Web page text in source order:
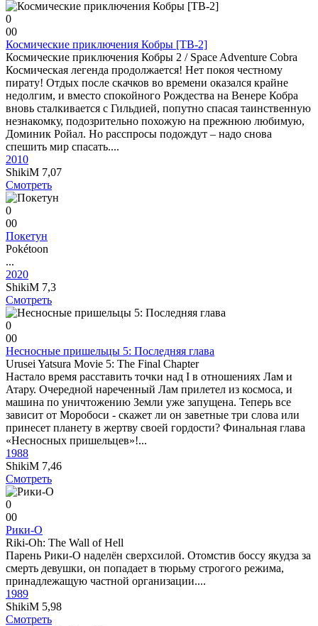
0
00
Космические приключения Кобры [ТВ-2]
Космические приключения Кобры 2 / Space Adventure Cobra
Космическая легенда продолжается! Нет покоя честному
пирату! Отдых после скачков во времени оказался крайне
недолгим, и вместо спокойного Рождества на Венере Кобра
вновь сталкивается с Гильдией, попутно спасая таинственную
незнакомку, подозрительно похожую на прежнюю любимую,
Доминик Ройал. Но расспросы подождут – надо снова
спешить мир спасать....
2010
ShikiM 7,07
Смотреть
0
00
Покетун
Pokétoon
...
2020
ShikiM 7,3
Смотреть
0
00
Несносные пришельцы 5: Последняя глава
Urusei Yatsura Movie 5: The Final Chapter
Настало время расставить точки над I в отношениях Лам и
Атару. Очередной нареченный Лам прилетел из космоса, и
машина по уничтожению Земли уже запущена. Теперь все
зависит от Моробоси - скажет ли он заветные три слова или
принесет планету в жертву своей гордости? Финальная глава
«Несносных пришельцев»!...
1988
ShikiM 7,46
Смотреть
0
00
Рики-О
Riki-Oh: The Wall of Hell
Парень Рики-О наделён сверхсилой. Отомстив боссу якудза за
смерть девушки, он попадает в тюрьму строгого режима,
принадлежащую частной организации....
1989
ShikiM 5,98
Смотреть